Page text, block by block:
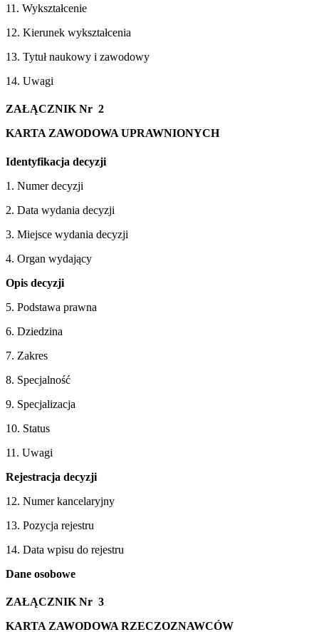
11. Wykształcenie
12. Kierunek wykształcenia
13. Tytuł naukowy i zawodowy
14. Uwagi
ZAŁĄCZNIK Nr 2
KARTA ZAWODOWA UPRAWNIONYCH
Identyfikacja decyzji
1. Numer decyzji
2. Data wydania decyzji
3. Miejsce wydania decyzji
4. Organ wydający
Opis decyzji
5. Podstawa prawna
6. Dziedzina
7. Zakres
8. Specjalność
9. Specjalizacja
10. Status
11. Uwagi
Rejestracja decyzji
12. Numer kancelaryjny
13. Pozycja rejestru
14. Data wpisu do rejestru
Dane osobowe
ZAŁĄCZNIK Nr 3
KARTA ZAWODOWA RZECZOZNAWCÓW